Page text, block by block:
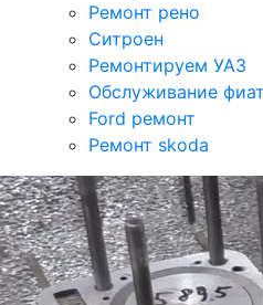
Ремонт рено
Ситроен
Ремонтируем УАЗ
Обслуживание фиат
Ford ремонт
Ремонт skoda